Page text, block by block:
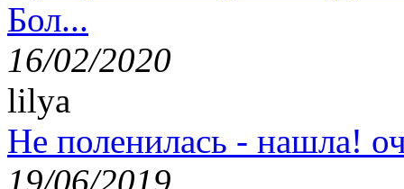
Бол...
16/02/2020
lilya
Не поленилась - нашла!
19/06/2019